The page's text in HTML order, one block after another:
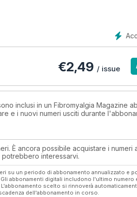
€2,49 / issue
inclusi in un Fibromyalgia Magazine
e i nuovi numeri usciti durante
È ancora possibile acquistare i numeri
interessarvi.
su un periodo di abbonamento annualizzato e
abbonamenti digitali includono l'ultimo numero
scelto si rinnoverà
dell'abbonamento in corso.